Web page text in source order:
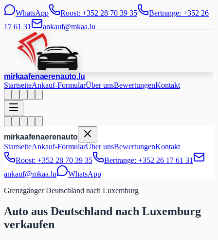
WhatsApp Roost: +352 28 70 39 35
Bertrange: +352 26
17 61 31
ankauf@mkaa.lu
mirkaafenaerenauto.lu
StartseiteAnkauf-FormularÜber unsBewertungenKontakt
mirkaafenaerenauto
StartseiteAnkauf-FormularÜber unsBewertungenKontakt
Roost: +352 28 70 39 35
Bertrange: +352 26 17 61 31
ankauf@mkaa.lu
WhatsApp
Grenzgänger Deutschland nach Luxemburg
Auto aus Deutschland nach Luxemburg
verkaufen